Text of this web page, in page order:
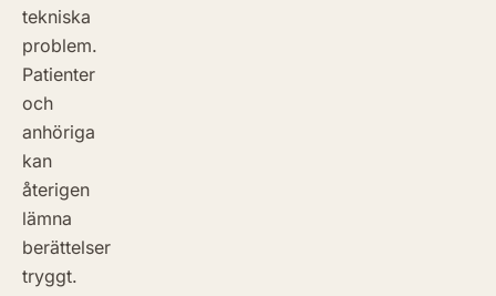
tekniska
problem.
Patienter
och
anhöriga
kan
återigen
lämna
berättelser
tryggt.